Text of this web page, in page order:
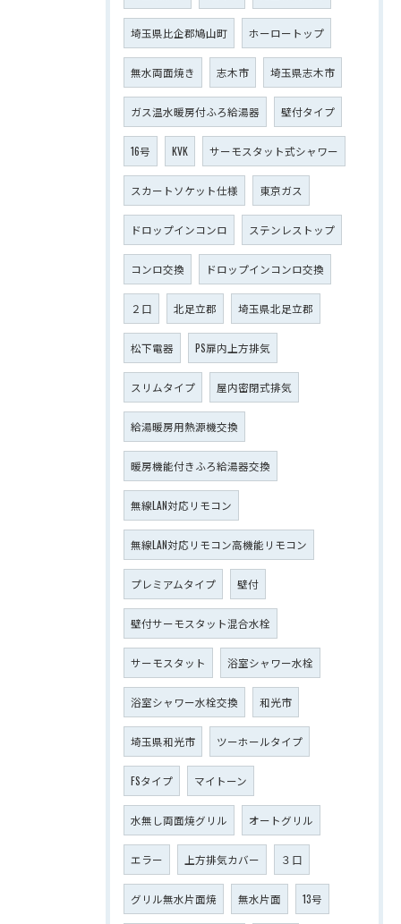
埼玉県比企郡鳩山町 ホーロートップ
無水両面焼き 志木市 埼玉県志木市
ガス温水暖房付ふろ給湯器 壁付タイプ
16号 KVK サーモスタット式シャワー
スカートソケット仕様 東京ガス
ドロップインコンロ ステンレストップ
コンロ交換 ドロップインコンロ交換
２口 北足立郡 埼玉県北足立郡
松下電器 PS扉内上方排気
スリムタイプ 屋内密閉式排気
給湯暖房用熱源機交換
暖房機能付きふろ給湯器交換
無線LAN対応リモコン
無線LAN対応リモコン高機能リモコン
プレミアムタイプ 壁付
壁付サーモスタット混合水栓
サーモスタット 浴室シャワー水栓
浴室シャワー水栓交換 和光市
埼玉県和光市 ツーホールタイプ
FSタイプ マイトーン
水無し両面焼グリル オートグリル
エラー 上方排気カバー ３口
グリル無水片面焼 無水片面 13号